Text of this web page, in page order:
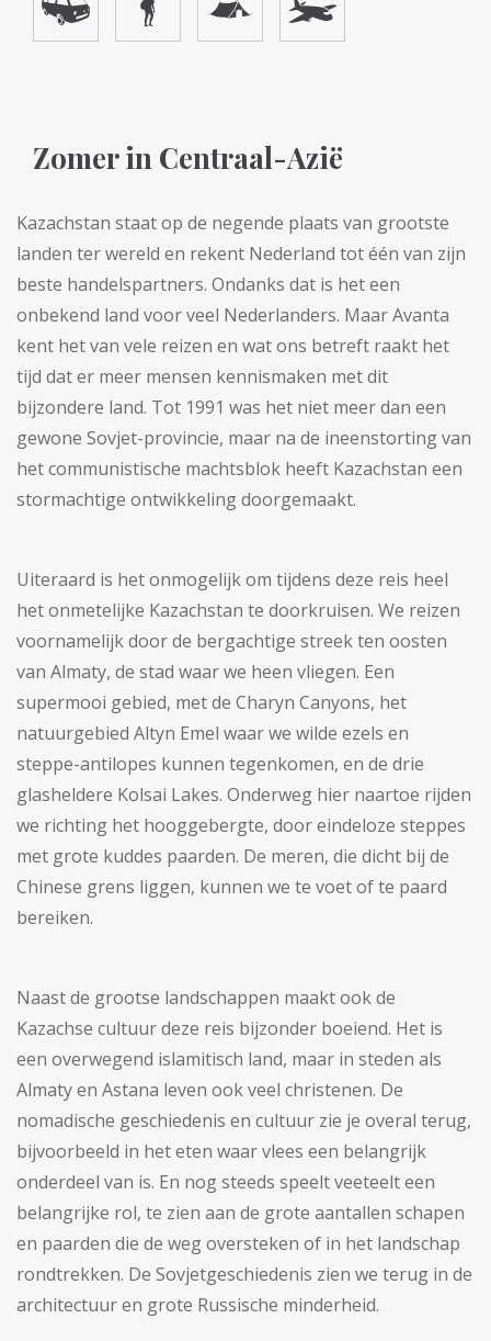
Zomer in Centraal-Azië
Kazachstan staat op de negende plaats van grootste
landen ter wereld en rekent Nederland tot één van zijn
beste handelspartners. Ondanks dat is het een
onbekend land voor veel Nederlanders. Maar Avanta
kent het van vele reizen en wat ons betreft raakt het
tijd dat er meer mensen kennismaken met dit
bijzondere land. Tot 1991 was het niet meer dan een
gewone Sovjet-provincie, maar na de ineenstorting van
het communistische machtsblok heeft Kazachstan een
stormachtige ontwikkeling doorgemaakt.
Uiteraard is het onmogelijk om tijdens deze reis heel
het onmetelijke Kazachstan te doorkruisen. We reizen
voornamelijk door de bergachtige streek ten oosten
van Almaty, de stad waar we heen vliegen. Een
supermooi gebied, met de Charyn Canyons, het
natuurgebied Altyn Emel waar we wilde ezels en
steppe-antilopes kunnen tegenkomen, en de drie
glasheldere Kolsai Lakes. Onderweg hier naartoe rijden
we richting het hooggebergte, door eindeloze steppes
met grote kuddes paarden. De meren, die dicht bij de
Chinese grens liggen, kunnen we te voet of te paard
bereiken.
Naast de grootse landschappen maakt ook de
Kazachse cultuur deze reis bijzonder boeiend. Het is
een overwegend islamitisch land, maar in steden als
Almaty en Astana leven ook veel christenen. De
nomadische geschiedenis en cultuur zie je overal terug,
bijvoorbeeld in het eten waar vlees een belangrijk
onderdeel van is. En nog steeds speelt veeteelt een
belangrijke rol, te zien aan de grote aantallen schapen
en paarden die de weg oversteken of in het landschap
rondtrekken. De Sovjetgeschiedenis zien we terug in de
architectuur en grote Russische minderheid.